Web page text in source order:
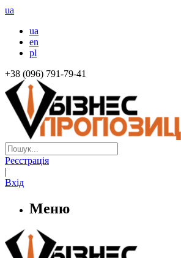
ua
ua
en
pl
+38 (096) 791-79-41
Реєстрація
|
Вхід
Меню